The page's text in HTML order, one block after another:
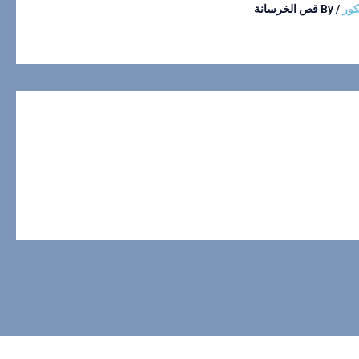
/ By قص الخرسانة